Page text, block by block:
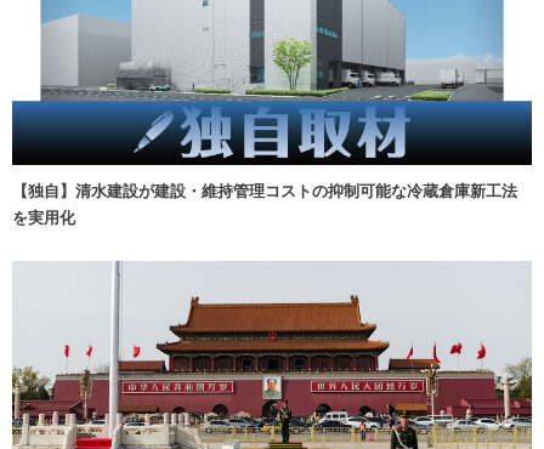
【独自】清水建設が建設・維持管理コストの抑制可能な冷蔵倉庫新工法
を実用化